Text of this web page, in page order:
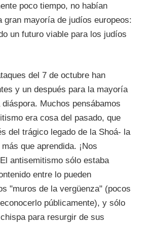
poco tiempo, no habían
gran mayoría de judíos europeos:
un futuro viable para los judíos
del 7 de octubre han
y un después para la mayoría
Muchos pensábamos
era cosa del pasado, que
del trágico legado de la Shoá- la
que aprendida. ¡Nos
antisemitismo sólo estaba
entre lo pueden
"muros de la vergüenza" (pocos
públicamente), y sólo
para resurgir de sus